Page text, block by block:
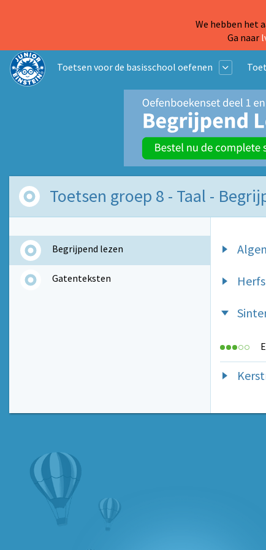
We hebben het
Ga naar
Toetsen voor de basisschool oefenen
Toetsen groep 8 - Taal -
Begrijpend lezen
Gatenteksten